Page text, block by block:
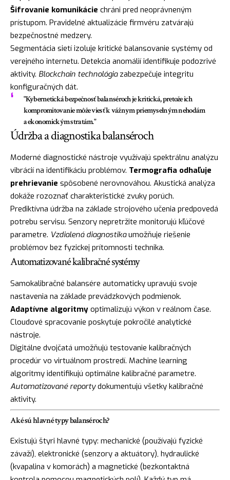
Šifrovanie komunikácie chráni pred neoprávneným
prístupom. Pravidelné aktualizácie firmvéru zatvárajú
bezpečnostné medzery.
Segmentácia sietí izoluje kritické balansovanie systémy od
verejného internetu. Detekcia anomálií identifikuje podozrivé
aktivity. Blockchain technológiazabezpečuje integritu
konfiguračných dát.
"Kybernetická bezpečnosť balanséroch je kritická, pretože ich
kompromitovanie môže viesť k vážnym priemyselným nehodám
a ekonomickým stratám."
Údržba a diagnostika balanséroch
Moderné diagnostické nástroje využívajú spektrálnu analýzu
vibrácií na identifikáciu problémov. Termografia odhaľuje
prehrievanie spôsobené nerovnováhou. Akustická analýza
dokáže rozoznať charakteristické zvuky porúch.
Prediktívna údržba na základe strojového učenia predpovedá
potrebu servisu. Senzory nepretržite monitorujú kľúčové
parametre. Vzdialená diagnostikaumožňuje riešenie
problémov bez fyzickej prítomnosti technika.
Automatizované kalibračné systémy
Samokalibračné balansére automaticky upravujú svoje
nastavenia na základe prevádzkových podmienok.
Adaptívne algoritmy optimalizujú výkon v reálnom čase.
Cloudové spracovanie poskytuje pokročilé analytické
nástroje.
Digitálne dvojčatá umožňujú testovanie kalibračných
procedúr vo virtuálnom prostredí. Machine learning
algoritmy identifikujú optimálne kalibračné parametre.
Automatizované reportydokumentujú všetky kalibračné
aktivity.
Aké sú hlavné typy balanséroch?
Existujú štyri hlavné typy: mechanické (používajú fyzické
závaží), elektronické (senzory a aktuátory), hydraulické
(kvapalina v komorách) a magnetické (bezkontaktná